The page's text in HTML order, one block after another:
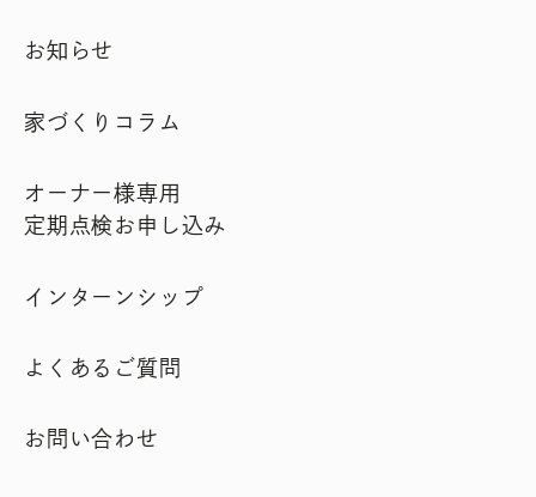
お知らせ
家づくりコラム
オーナー様専用
定期点検お申し込み
インターンシップ
よくあるご質問
お問い合わせ